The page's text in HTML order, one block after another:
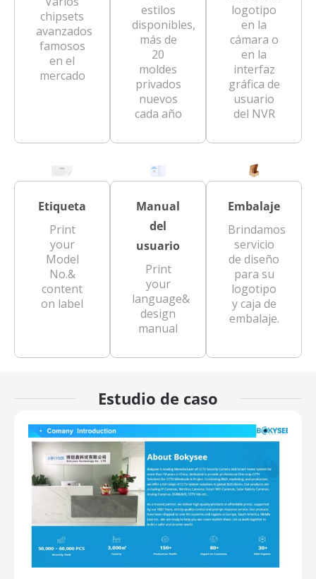
chipsets
avanzados
famosos
en el
mercado
estilos
disponibles,
más de
20
moldes
privados
nuevos
cada año
logotipo
en la
cámara o
en la
interfaz
gráfica de
usuario
del NVR
Etiqueta
Print
your
Model
No.&
content
on label
Manual
del
usuario
Print
your
language&
design
manual
Embalaje
Brindamos
servicio
de diseño
para su
logotipo
y caja de
embalaje.
Estudio de caso